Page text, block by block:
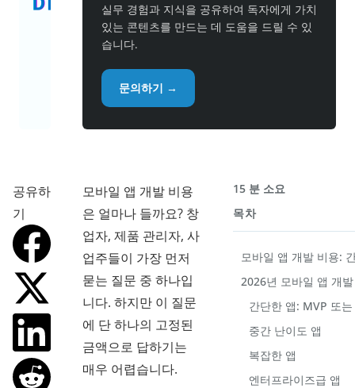
실무 경험과 지식을 공유하여 독자에게 가치
있는 콘텐츠를 만드는 데 도움을 드릴 수 있
습니다.
문의하기 →
공유하
기
모바일 앱 개발 비용
은 얼마나 들까요? 창
업자, 제품 관리자, 사
업주들이 가장 먼저
묻는 질문 중 하나입
니다. 하지만 이 질문
에 단 하나의 고정된
금액으로 답하기는
매우 어렵습니다.
15 분 소요
목차
모바일 앱 개발 비용:
2026년 모바일 앱 개
간단한 앱: MVP 또
중간 난이도 앱
복잡한 앱
엔터프라이즈급 앱